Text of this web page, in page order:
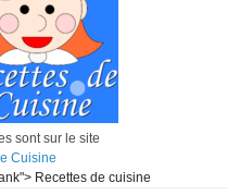
sont sur le site
Cuisine
Recettes de cuisine